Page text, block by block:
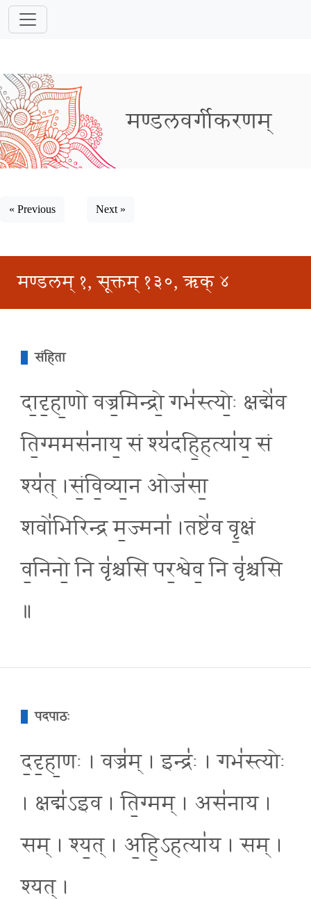
मण्डलवर्गीकरणम्
« Previous Next »
मण्डलम् १, सूक्तम् १३०, ऋक् ४
संहिता
दा॒दृ॒हा॒णो वज्र॒मिन्द्रो॒ गभ॑स्त्यो॒ः क्षद्मे॑व
ति॒ग्ममस॑नाय॒ सं श्य॑दहि॒हत्या॑य॒ सं
श्य॑त् ।सं॒वि॒व्या॒न ओज॑सा॒
शवो॑भिरिन्द्र म॒ज्मना॑ ।तष्टे॑व वृ॒क्षं
व॒निनो॒ नि वृ॑श्चसि पर॒श्वेव॒ नि वृ॑श्चसि
॥
पदपाठः
द॒दृ॒हा॒णः । वज्र॑म् । इन्द्रः॑ । गभ॑स्त्योः
। क्षद्म॑ऽइव । ति॒ग्मम् । अस॑नाय ।
सम् । श्य॒त् । अ॒हि॒ऽहत्या॑य । सम् ।
श्य॒त् ।